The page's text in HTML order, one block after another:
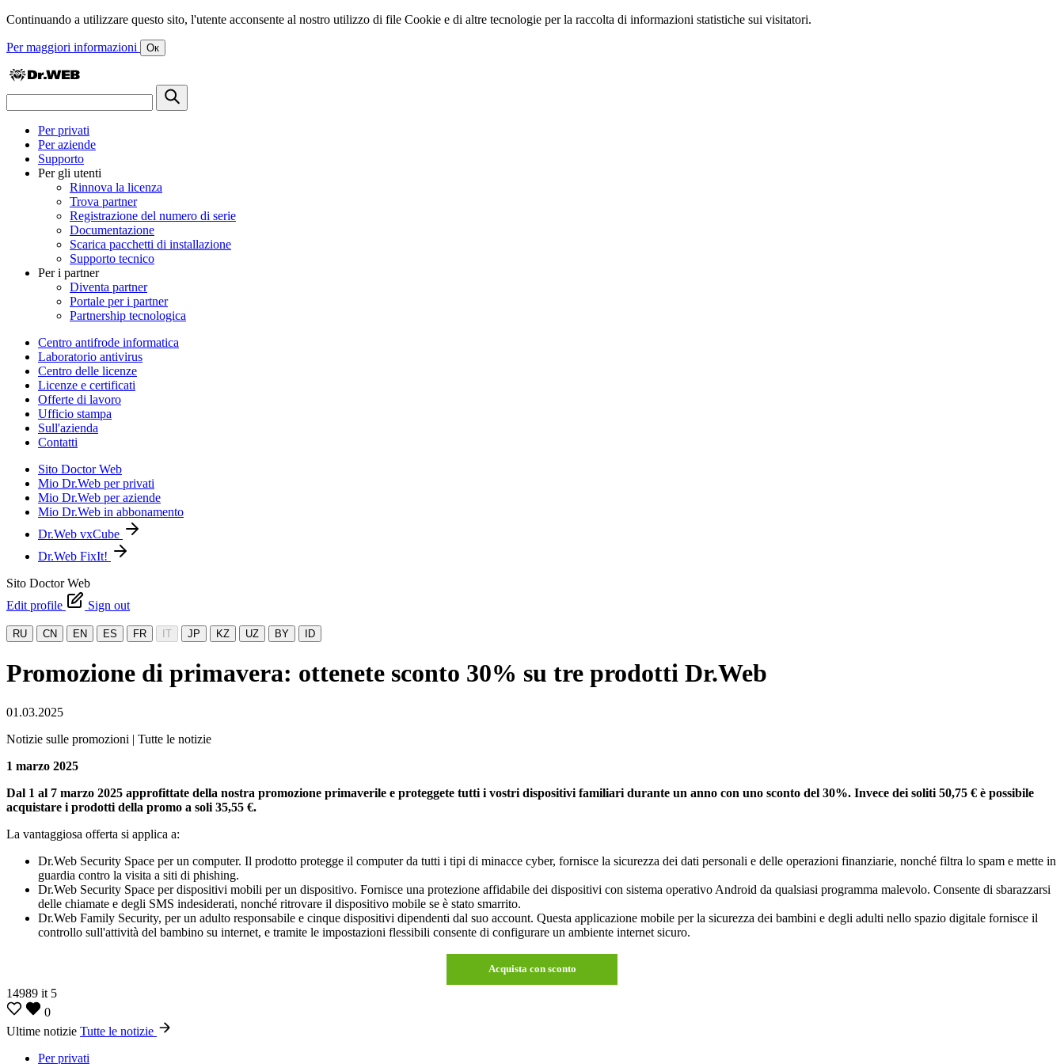
Continuando a utilizzare questo sito, l'utente acconsente al nostro utilizzo di file Cookie e di altre tecnologie per la raccolta di informazioni statistiche sui visitatori.
Per maggiori informazioni Ок
Per privati
Per aziende
Supporto
Per gli utenti
Rinnova la licenza
Trova partner
Registrazione del numero di serie
Documentazione
Scarica pacchetti di installazione
Supporto tecnico
Per i partner
Diventa partner
Portale per i partner
Partnership tecnologica
Centro antifrode informatica
Laboratorio antivirus
Centro delle licenze
Licenze e certificati
Offerte di lavoro
Ufficio stampa
Sull'azienda
Contatti
Sito Doctor Web
Mio Dr.Web per privati
Mio Dr.Web per aziende
Mio Dr.Web in abbonamento
Dr.Web vxCube
Dr.Web FixIt!
Sito Doctor Web
Edit profile
Sign out
RU CN EN ES FR IT JP KZ UZ BY ID
Promozione di primavera: ottenete sconto 30% su tre prodotti Dr.Web
01.03.2025
Notizie sulle promozioni | Tutte le notizie
1 marzo 2025
Dal 1 al 7 marzo 2025 approfittate della nostra promozione primaverile e proteggete tutti i vostri dispositivi familiari durante un anno con uno sconto del 30%. Invece dei soliti 50,75 € è possibile
acquistare i prodotti della promo a soli 35,55 €.
La vantaggiosa offerta si applica a:
Dr.Web Security Space per un computer. Il prodotto protegge il computer da tutti i tipi di minacce cyber, fornisce la sicurezza dei dati personali e delle operazioni finanziarie, nonché filtra lo spam e mette in
guardia contro la visita a siti di phishing.
Dr.Web Security Space per dispositivi mobili per un dispositivo. Fornisce una protezione affidabile dei dispositivi con sistema operativo Android da qualsiasi programma malevolo. Consente di sbarazzarsi
delle chiamate e degli SMS indesiderati, nonché ritrovare il dispositivo mobile se è stato smarrito.
Dr.Web Family Security, per un adulto responsabile e cinque dispositivi dipendenti dal suo account. Questa applicazione mobile per la sicurezza dei bambini e degli adulti nello spazio digitale fornisce il
controllo sull'attività del bambino su internet, e tramite le impostazioni flessibili consente di configurare un ambiente internet sicuro.
Acquista con sconto
14989 it 5
0
Ultime notizie Tutte le notizie
Per privati